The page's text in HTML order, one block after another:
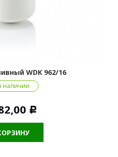
WDK 962/16
наличии
Р